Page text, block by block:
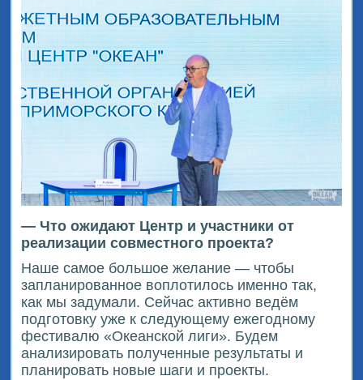
— Что ожидают Центр и участники от
реализации совместного проекта?
Наше самое большое желание — чтобы
запланированное воплотилось именно так,
как мы задумали. Сейчас активно ведём
подготовку уже к следующему ежегодному
фестивалю «Океанской лиги». Будем
анализировать полученные результаты и
планировать новые шаги и проекты.